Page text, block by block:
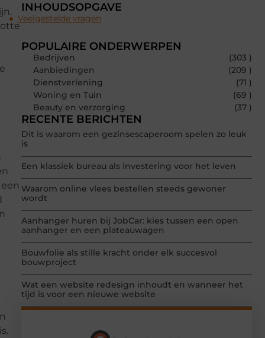
INHOUDSOPGAVE
Veelgestelde vragen
POPULAIRE ONDERWERPEN
Bedrijven
(303 )
Aanbiedingen
(209 )
Dienstverlening
(71 )
Woning en Tuin
(69 )
Beauty en verzorging
(37 )
RECENTE BERICHTEN
Dit is waarom een gezinsescaperoom spelen zo leuk
is
Een klassiek bureau als investering voor het leven
Waarom online vlees bestellen steeds gewoner
wordt
Aanhanger huren bij JobCar: kies tussen een open
aanhanger en een plateauwagen
Bouwfolie als stille kracht onder elk succesvol
bouwproject
Wat een website redesign inhoudt en wanneer het
tijd is voor een nieuwe website